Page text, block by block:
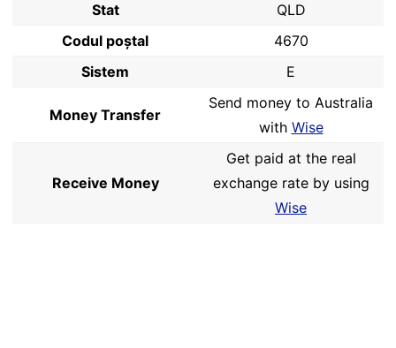
Stat
QLD
Codul poştal
4670
Sistem
E
Money Transfer
Send money to Australia
with Wise
Receive Money
Get paid at the real
exchange rate by using
Wise